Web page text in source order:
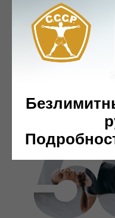
сеть
27
спортивных